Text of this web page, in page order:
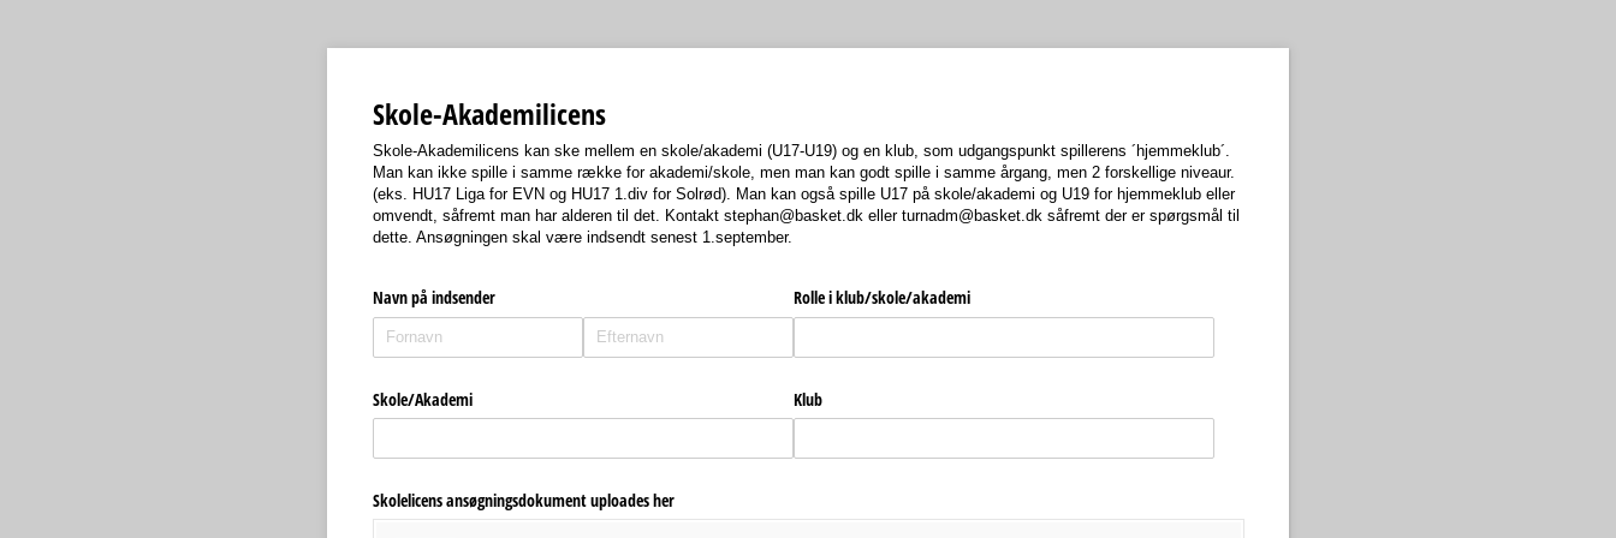
Skole-Akademilicens
Skole-Akademilicens kan ske mellem en skole/akademi (U17-U19) og en klub, som udgangspunkt spillerens ´hjemmeklub´.
Man kan ikke spille i samme række for akademi/skole, men man kan godt spille i samme årgang, men 2 forskellige niveaur.
(eks. HU17 Liga for EVN og HU17 1.div for Solrød). Man kan også spille U17 på skole/akademi og U19 for hjemmeklub eller
omvendt, såfremt man har alderen til det. Kontakt stephan@basket.dk eller turnadm@basket.dk såfremt der er spørgsmål til
dette. Ansøgningen skal være indsendt senest 1.september.
Navn på indsender Rolle i klub/​skole/​akademi
Skole/​Akademi Klub
Skolelicens ansøgningsdokument uploades her